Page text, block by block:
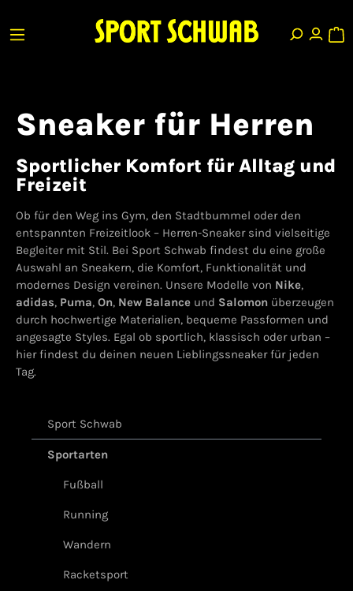
Sneaker für Herren
Sportlicher Komfort für Alltag und
Freizeit
Ob für den Weg ins Gym, den Stadtbummel oder den
entspannten Freizeitlook – Herren-Sneaker sind vielseitige
Begleiter mit Stil. Bei Sport Schwab findest du eine große
Auswahl an Sneakern, die Komfort, Funktionalität und
modernes Design vereinen. Unsere Modelle von Nike,
adidas, Puma, On, New Balance und Salomon überzeugen
durch hochwertige Materialien, bequeme Passformen und
angesagte Styles. Egal ob sportlich, klassisch oder urban –
hier findest du deinen neuen Lieblingssneaker für jeden
Tag.
Sport Schwab
Sportarten
Fußball
Running
Wandern
Racketsport